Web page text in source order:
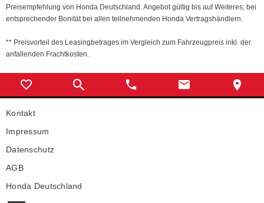
Preisempfehlung von Honda Deutschland. Angebot gültig bis auf Weiteres; bei
entsprechender Bonität bei allen teilnehmenden Honda Vertragshändlern.
** Preisvorteil des Leasingbetrages im Vergleich zum Fahrzeugpreis inkl. der
anfallenden Frachtkosten.
Kontakt
Impressum
Datenschutz
AGB
Honda Deutschland